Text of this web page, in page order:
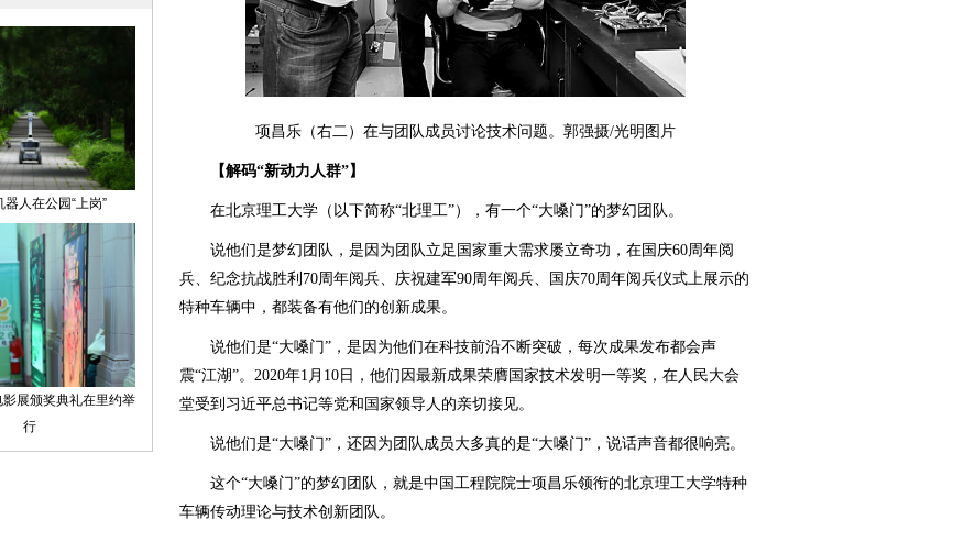
项昌乐（右二）在与团队成员讨论技术问题。郭强摄/光明图片
【解码“新动力人群”】
在北京理工大学（以下简称“北理工”），有一个“大嗓门”的梦幻团队。
说他们是梦幻团队，是因为团队立足国家重大需求屡立奇功，在国庆60周年阅
兵、纪念抗战胜利70周年阅兵、庆祝建军90周年阅兵、国庆70周年阅兵仪式上展示的
特种车辆中，都装备有他们的创新成果。
说他们是“大嗓门”，是因为他们在科技前沿不断突破，每次成果发布都会声
震“江湖”。2020年1月10日，他们因最新成果荣膺国家技术发明一等奖，在人民大会
堂受到习近平总书记等党和国家领导人的亲切接见。
说他们是“大嗓门”，还因为团队成员大多真的是“大嗓门”，说话声音都很响亮。
这个“大嗓门”的梦幻团队，就是中国工程院院士项昌乐领衔的北京理工大学特种
车辆传动理论与技术创新团队。